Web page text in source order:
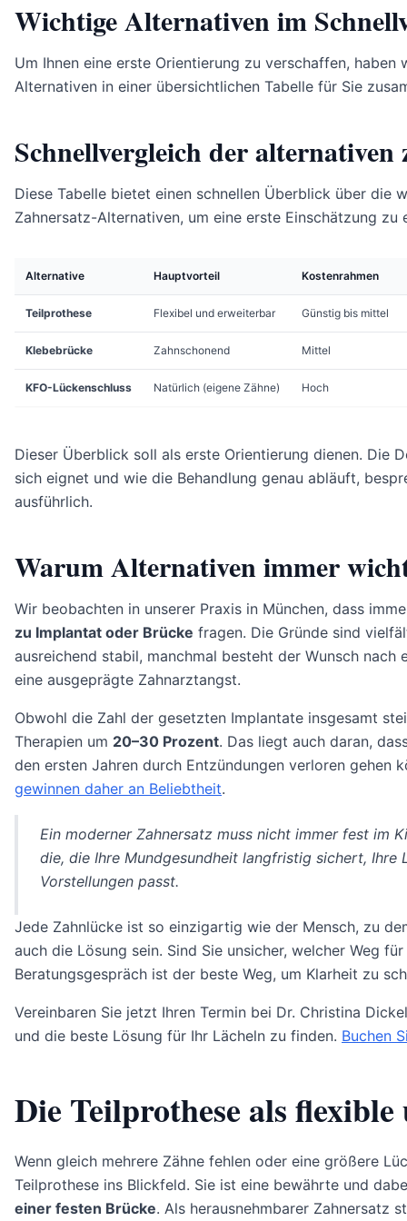
Wichtige Alternativen im
Um Ihnen eine erste Orientierung zu verschaffen,
Alternativen in einer übersichtlichen Tabelle für Sie
Schnellvergleich der
Diese Tabelle bietet einen schnellen Überblick über die
Zahnersatz-Alternativen, um eine erste Einschätzung zu
Alternative Hauptvorteil Kostenrahmen
Teilprothese Flexibel und erweiterbar Günstig bis mittel
Klebebrücke Zahnschonend Mittel
KFO-Lückenschluss Natürlich (eigene Zähne) Hoch
Dieser Überblick soll als erste Orientierung dienen. Die
sich eignet und wie die Behandlung genau abläuft,
ausführlich.
Warum Alternativen immer
Wir beobachten in unserer Praxis in München, dass
zu Implantat oder Brücke fragen. Die Gründe sind
ausreichend stabil, manchmal besteht der Wunsch
eine ausgeprägte Zahnarztangst.
Obwohl die Zahl der gesetzten Implantate insgesamt
Therapien um 20–30 Prozent. Das liegt auch daran,
den ersten Jahren durch Entzündungen verloren gehen
gewinnen daher an Beliebtheit.
Ein moderner Zahnersatz muss nicht immer fest im
die, die Ihre Mundgesundheit langfristig sichert, Ihre
Vorstellungen passt.
Jede Zahnlücke ist so einzigartig wie der Mensch, zu
auch die Lösung sein. Sind Sie unsicher, welcher Weg
Beratungsgespräch ist der beste Weg, um Klarheit zu
Vereinbaren Sie jetzt Ihren Termin bei Dr. Christina
und die beste Lösung für Ihr Lächeln zu finden. Buchen
Die Teilprothese als
Wenn gleich mehrere Zähne fehlen oder eine größere
Teilprothese ins Blickfeld. Sie ist eine bewährte und
einer festen Brücke. Als herausnehmbarer Zahnersatz